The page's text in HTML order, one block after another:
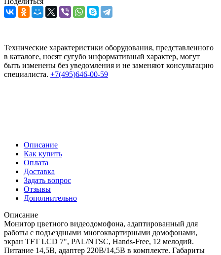
Технические характеристики оборудования, представленного
в каталоге, носят сугубо информативный характер, могут
быть изменены без уведомления и не заменяют консультацию
специалиста. +7(495)646-00-59
Описание
Как купить
Оплата
Доставка
Задать вопрос
Отзывы
Дополнительно
Описание
Монитор цветного видеодомофона, адаптированный для
работы с подъездными многоквартирными домофонами,
экран TFT LCD 7", PAL/NTSC, Hands-Free, 12 мелодий.
Питание 14,5В, адаптер 220В/14,5В в комплекте. Габариты